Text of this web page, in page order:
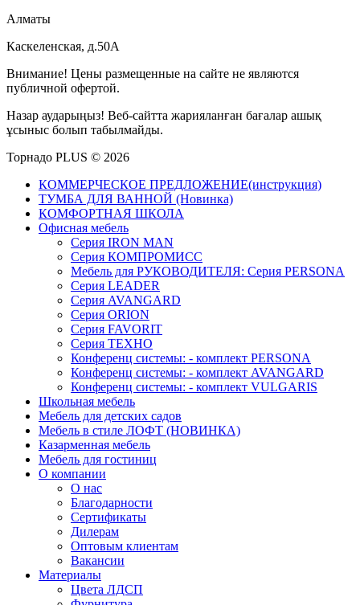
Алматы
Каскеленская, д.50А
Внимание! Цены размещенные на сайте не являются
публичной офертой.
Назар аударыңыз! Веб-сайтта жарияланған бағалар ашық
ұсыныс болып табылмайды.
Торнадо PLUS © 2026
КОММЕРЧЕСКОЕ ПРЕДЛОЖЕНИЕ(инструкция)
ТУМБА ДЛЯ ВАННОЙ (Новинка)
КОМФОРТНАЯ ШКОЛА
Офисная мебель
Серия IRON MAN
Серия КОМПРОМИСС
Мебель для РУКОВОДИТЕЛЯ: Серия PERSONA
Серия LEADER
Серия AVANGARD
Серия ORION
Серия FAVORIT
Серия ТЕХНО
Конференц системы: - комплект PERSONA
Конференц системы: - комплект AVANGARD
Конференц системы: - комплект VULGARIS
Школьная мебель
Мебель для детских садов
Мебель в стиле ЛОФТ (НОВИНКА)
Казарменная мебель
Мебель для гостиниц
О компании
О нас
Благодарности
Сертификаты
Дилерам
Оптовым клиентам
Вакансии
Материалы
Цвета ЛДСП